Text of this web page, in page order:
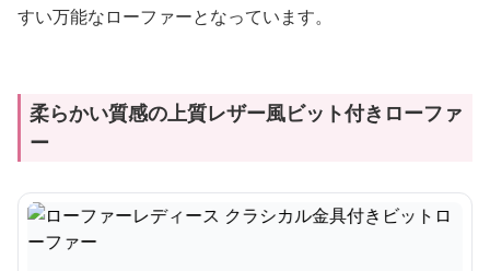
すい万能なローファーとなっています。
柔らかい質感の上質レザー風ビット付きローファ
ー